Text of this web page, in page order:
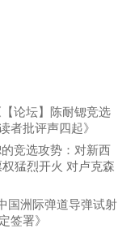
【论坛】陈耐锶竞选
者批评声四起》
竞选攻势：对新西
猛烈开火 对卢克森
国洲际弹道导弹试射
签署》